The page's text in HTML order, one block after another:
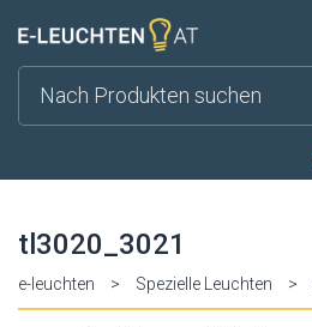
tl3020_3021
e-leuchten > Spezielle Leuchten >